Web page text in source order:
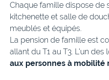
Chaque famille dispose de
kitchenette et salle de
meublés et équipés.
La pension de famille est
allant du T1 au T3. L’un
aux personnes à mobilité